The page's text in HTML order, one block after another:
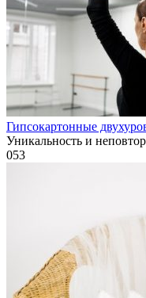
Гипсокартонные
Уникальность и
053